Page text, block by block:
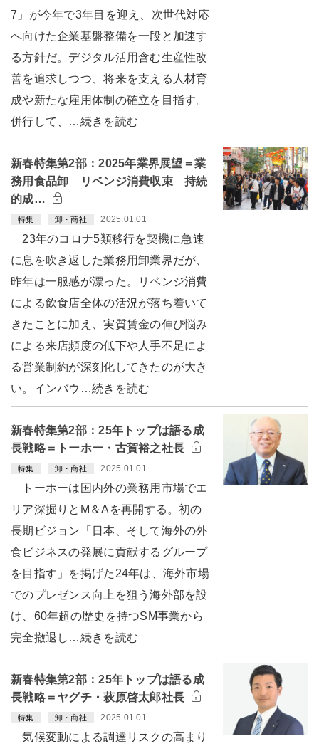
7」が今年で3年目を迎え、次世代対応
へ向けた企業基盤整備を一段と加速す
る方針だ。デジタル活用含む生産性改
善を追求しつつ、将来を支える人材育
成や新たな雇用体制の確立を目指す。
併行して、…続きを読む
新春特集第2部：2025年業界展望＝業
務用食品卸 リベンジ消費収束 持続
的成…
特集 卸・商社 2025.01.01
23年のコロナ5類移行を契機に急速
に息を吹き返した業務用卸業界だが、
昨年は一服感が漂った。リベンジ消費
による飲食店全体の活況が落ち着いて
きたことに加え、実質賃金の伸び悩み
による来店頻度の低下や人手不足によ
る営業制約が深刻化してきたのが大き
い。インバウ…続きを読む
新春特集第2部：25年トップは語る成
長戦略＝トーホー・古賀裕之社長
特集 卸・商社 2025.01.01
トーホーは国内外の業務用市場でエ
リア深掘りとM＆Aを再開する。初の
長期ビジョン「日本、そして海外の外
食ビジネスの発展に貢献するグループ
を目指す」を掲げた24年は、海外市場
でのプレゼンス向上を狙う海外部を設
け、60年超の歴史を持つSM事業から
完全撤退し…続きを読む
新春特集第2部：25年トップは語る成
長戦略＝ヤグチ・萩原啓太郎社長
特集 卸・商社 2025.01.01
気候変動による調達リスクの高まり